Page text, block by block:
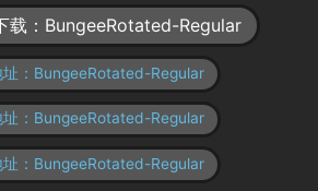
载：BungeeRotated-Regular
址：BungeeRotated-Regular
址：BungeeRotated-Regular
址：BungeeRotated-Regular